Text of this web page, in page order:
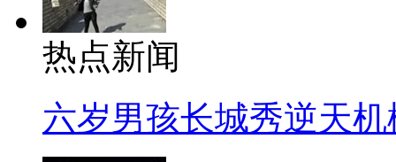
热点新闻
六岁男孩长城秀逆天机